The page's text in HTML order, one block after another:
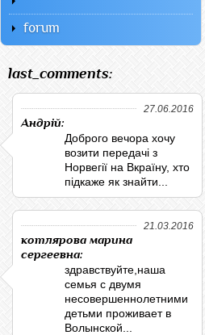
forum
last_comments:
27.06.2016
Андрій:
Доброго вечора хочу
возити передачі з
Норвегії на Вкраїну, хто
підкаже як знайти...
21.03.2016
котлярова марина
сергеевна:
здравствуйте,наша
семья с двумя
несовершеннолетними
детьми проживает в
Волынской...